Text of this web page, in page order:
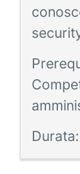
Durata: